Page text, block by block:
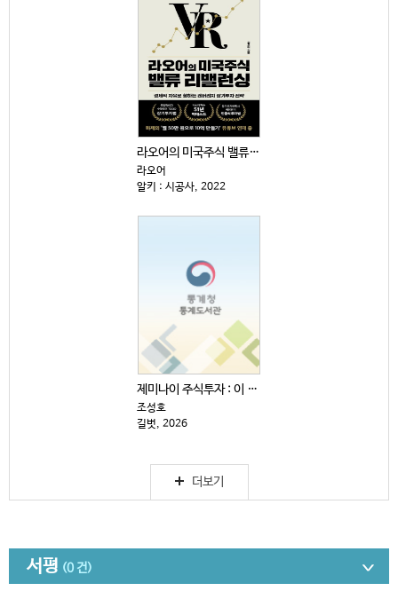
라오어의 미국주식 밸류 리밸런싱 : 경제적 자유로 향하...
라오어
알키 : 시공사, 2022
제미나이 주식투자 : 이 주식 살까, 말까?
조성호
길벗, 2026
더보기
서평 (0 건)